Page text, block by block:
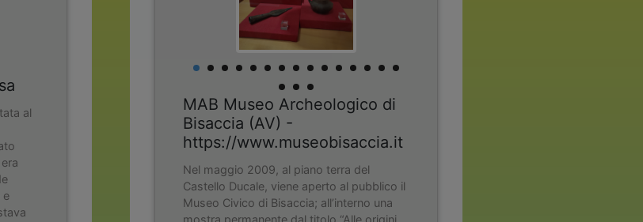
al
e
MAB Museo Archeologico di
Bisaccia (AV) -
https://www.museobisaccia.it
Nel maggio 2009, al piano terra del
Castello Ducale, viene aperto al pubblico il
Museo Civico di Bisaccia; all’interno una